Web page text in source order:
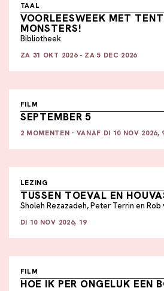
TAAL
VOORLEESWEEK MET
MONSTERS!
Bibliotheek
ZA 31 OKT 2026 - ZA 5 DEC 2026
FILM
SEPTEMBER 5
2 MOMENTEN · VANAF DI 10 NOV 2026,
LEZING
TUSSEN TOEVAL EN
Sholeh Rezazadeh, Peter Terrin en Rob
DI 10 NOV 2026, 19
FILM
HOE IK PER ONGELUK EEN